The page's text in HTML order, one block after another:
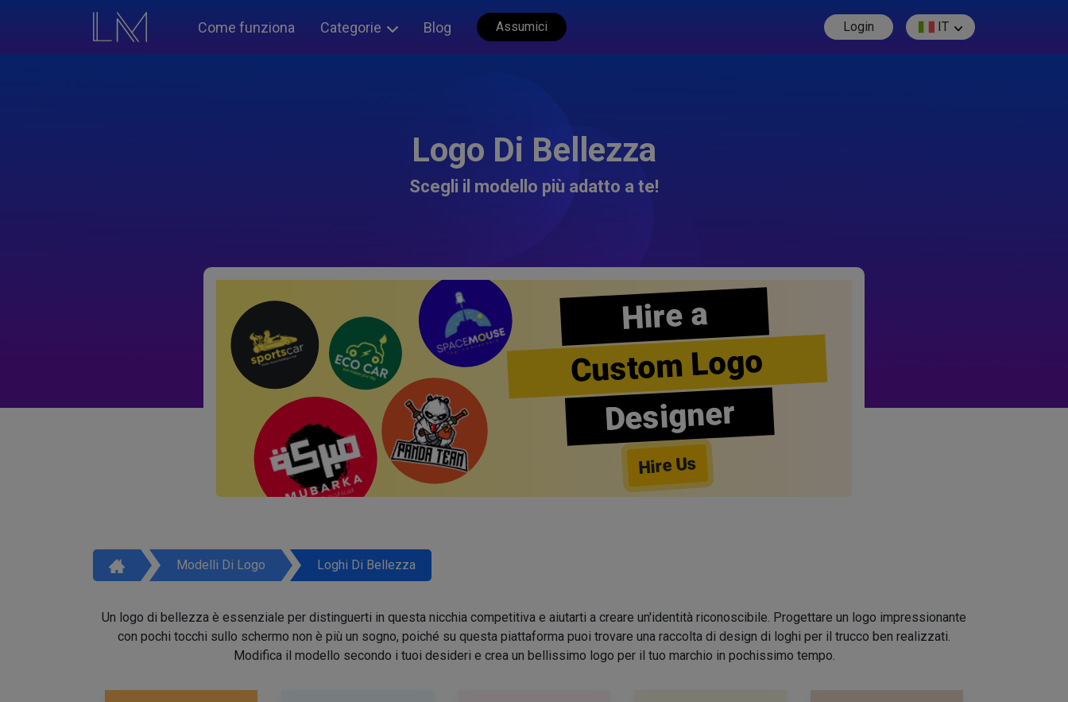
Come funziona Categorie Blog Assumici Login IT
Logo Di Bellezza
Scegli il modello più adatto a te!
Hire a
Custom Logo
Designer
Hire Us
Modelli Di Logo Loghi Di Bellezza
Un logo di bellezza è essenziale per distinguerti in questa nicchia competitiva e aiutarti a creare un'identità riconoscibile. Progettare un logo impressionante
con pochi tocchi sullo schermo non è più un sogno, poiché su questa piattaforma puoi trovare una raccolta di design di loghi per il trucco ben realizzati.
Modifica il modello secondo i tuoi desideri e crea un bellissimo logo per il tuo marchio in pochissimo tempo.